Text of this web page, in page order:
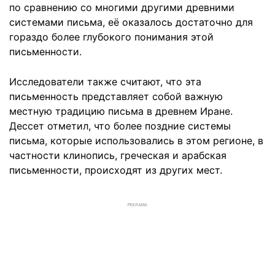
по сравнению со многими другими древними
системами письма, её оказалось достаточно для
гораздо более глубокого понимания этой
письменности.
Исследователи также считают, что эта
письменность представляет собой важную
местную традицию письма в древнем Иране.
Дессет отметил, что более поздние системы
письма, которые использовались в этом регионе, в
частности клинопись, греческая и арабская
письменности, происходят из других мест.
РЕКЛАМА